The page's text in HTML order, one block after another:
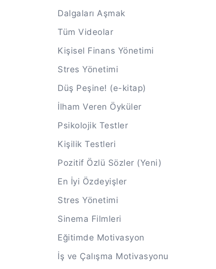
Dalgaları Aşmak
Tüm Videolar
Kişisel Finans Yönetimi
Stres Yönetimi
Düş Peşine! (e-kitap)
İlham Veren Öyküler
Psikolojik Testler
Kişilik Testleri
Pozitif Özlü Sözler (Yeni)
En İyi Özdeyişler
Stres Yönetimi
Sinema Filmleri
Eğitimde Motivasyon
İş ve Çalışma Motivasyonu